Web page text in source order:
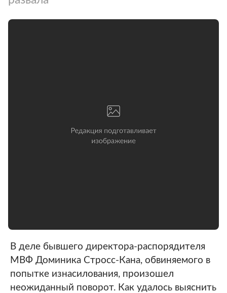
В деле бывшего директора-распорядителя
МВФ Доминика Стросс-Кана, обвиняемого в
попытке изнасилования, произошел
неожиданный поворот. Как удалось выяснить